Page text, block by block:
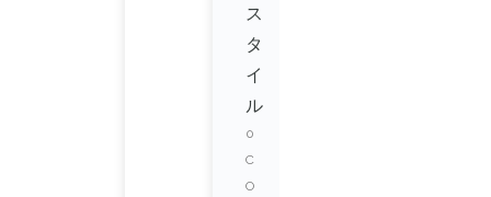
ス
タ
イ
ル
0
C
O